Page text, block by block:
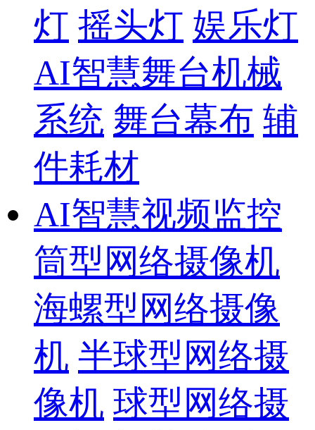
灯 摇头灯 娱乐灯
AI智慧舞台机械
系统 舞台幕布 辅
件耗材
AI智慧视频监控
筒型网络摄像机
海螺型网络摄像
机 半球型网络摄
像机 球型网络摄